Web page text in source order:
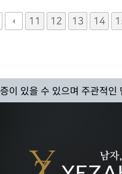
11 12 13 14
이 있을 수 있으며 주관적인